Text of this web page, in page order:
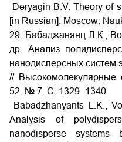
Deryagin B.V. Theory of
[in Russian]. Moscow:
29. Бабаджанянц Л.К.,
др. Анализ
нанодисперсных систем
//
52. № 7. С. 1329–1340.
Babadzhanyants L.K.,
Analysis of
nanodisperse